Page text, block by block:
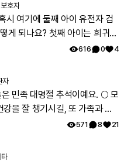
보호자
시 여기에 둘째 아이 유전자 검
게 되나요? 첫째 아이는 희귀질
저랑 유전자 검사했는데 돌연변
검사하셨나요? 도움 좀 주심
616 0 4
자
을 잘 챙기시길, 또 가족과 함
어노트팀이 기원하겠습니다!
571 8 21
타